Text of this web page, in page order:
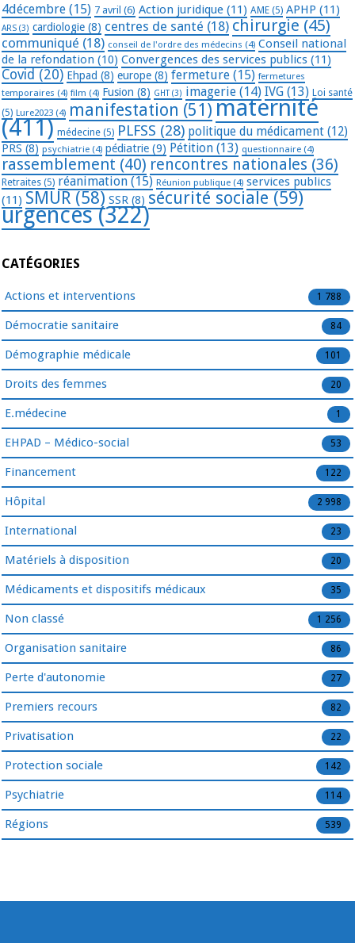
4décembre (15) 7 avril (6) Action juridique (11) AME (5) APHP (11)
ARS (3) cardiologie (8) centres de santé (18) chirurgie (45)
communiqué (18) conseil de l'ordre des médecins (4) Conseil national
de la refondation (10) Convergences des services publics (11)
Covid (20) Ehpad (8) europe (8) fermeture (15) fermetures
temporaires (4) film (4) Fusion (8) GHT(3) imagerie (14) IVG (13) Loi santé
(5) Lure2023 (4) manifestation (51) maternité
(411) médecine (5) PLFSS (28) politique du médicament (12)
PRS (8) psychiatrie (4) pédiatrie (9) Pétition (13) questionnaire (4)
rassemblement (40) rencontres nationales (36)
Retraites (5) réanimation (15) Réunion publique (4) services publics
(11) SMUR (58) SSR (8) sécurité sociale (59)
urgences(322)
CATÉGORIES
Actions et interventions 1 788
Démocratie sanitaire 84
Démographie médicale 101
Droits des femmes 20
E.médecine 1
EHPAD – Médico-social 53
Financement 122
Hôpital 2 998
International 23
Matériels à disposition 20
Médicaments et dispositifs médicaux 35
Non classé 1 256
Organisation sanitaire 86
Perte d'autonomie 27
Premiers recours 82
Privatisation 22
Protection sociale 142
Psychiatrie 114
Régions 539